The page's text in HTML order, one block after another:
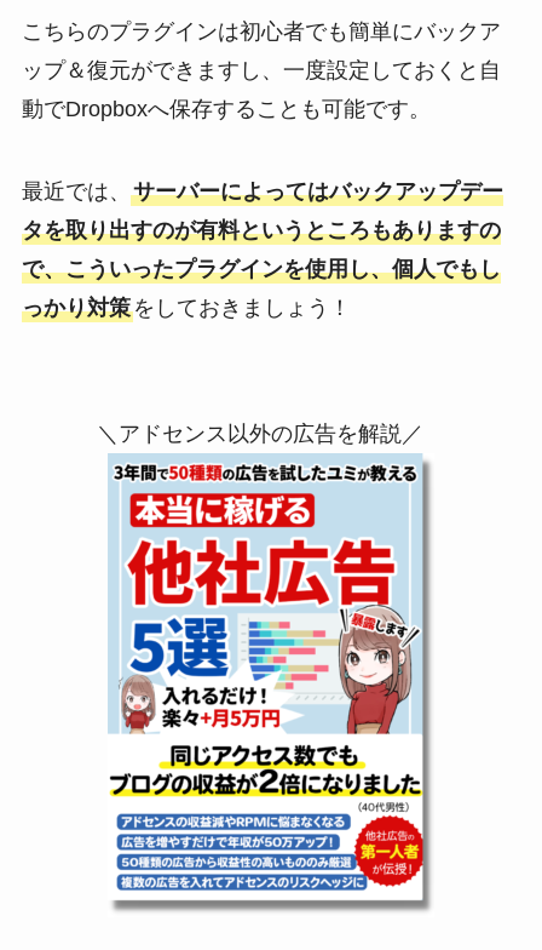
こちらのプラグインは初心者でも簡単にバックア
ップ＆復元ができますし、一度設定しておくと自
動でDropboxへ保存することも可能です。
最近では、 サーバーによってはバックアップデー
タを取り出すのが有料というところもありますの
で、こういったプラグインを使用し、個人でもし
っかり対策をしておきましょう！
＼アドセンス以外の広告を解説／